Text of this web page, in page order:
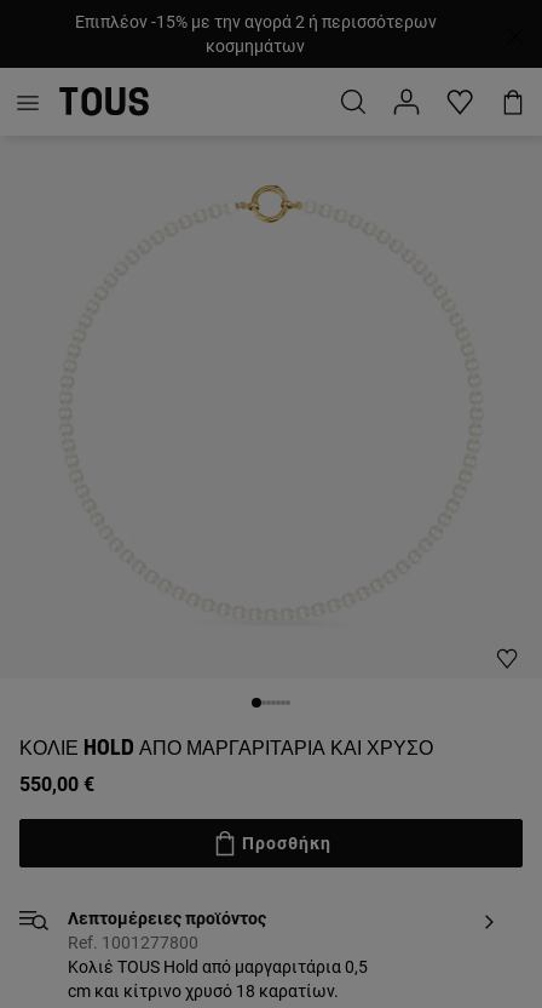
Επιπλέον -15% με την αγορά 2 ή περισσότερων
κοσμημάτων
ΚΟΛΙΈ HOLD ΑΠΌ ΜΑΡΓΑΡΙΤΆΡΙΑ ΚΑΙ ΧΡΥΣΌ
550,00 €
Προσθήκη
Λεπτομέρειες προϊόντος
Ref. 1001277800
Κολιέ TOUS Hold από μαργαριτάρια 0,5
cm και κίτρινο χρυσό 18 καρατίων.